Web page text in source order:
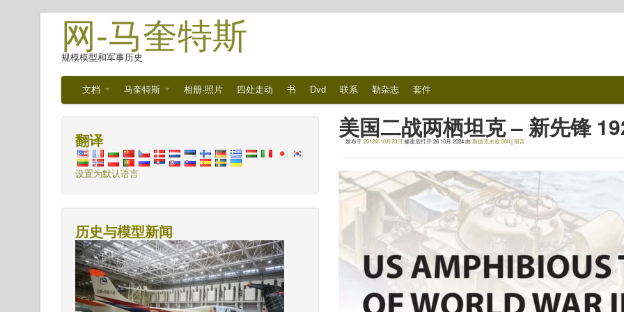
网-马奎特斯
规模模型和军事历史
文档 马奎特斯 相册-照片 四处走动 书 Dvd 联系 勒杂志 套件
美国二战两栖坦克 – 新先锋
发布于2012年10月23日 修改后打开26 10月 2024由斯德克夫兹.000|留言
翻译
设置为默认语言
历史与模型新闻